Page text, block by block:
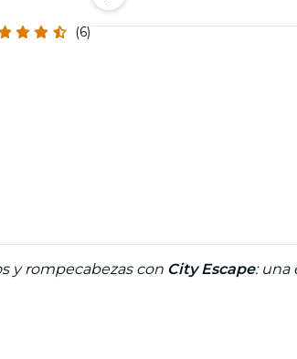
(6)
y rompecabezas con City Escape: una